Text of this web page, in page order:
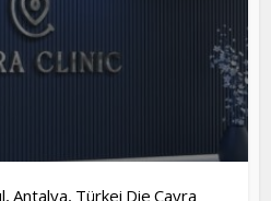
Antalya, Türkei Die Cayra